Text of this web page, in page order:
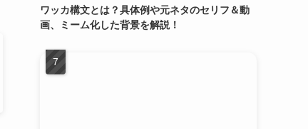
ワッカ構文とは？具体例や元ネタのセリフ＆動
画、ミーム化した背景を解説！